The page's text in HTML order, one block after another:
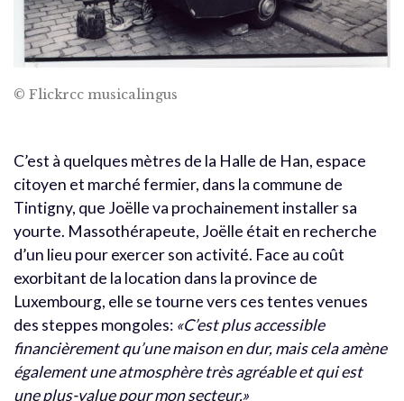
© Flickrcc musicalingus
C’est à quelques mètres de la Halle de Han, espace
citoyen et marché fermier, dans la commune de
Tintigny, que Joëlle va prochainement installer sa
yourte. Massothérapeute, Joëlle était en recherche
d’un lieu pour exercer son activité. Face au coût
exorbitant de la location dans la province de
Luxembourg, elle se tourne vers ces tentes venues
des steppes mongoles: «C’est plus accessible
financièrement qu’une maison en dur, mais cela amène
également une atmosphère très agréable et qui est
une plus-value pour mon secteur.»